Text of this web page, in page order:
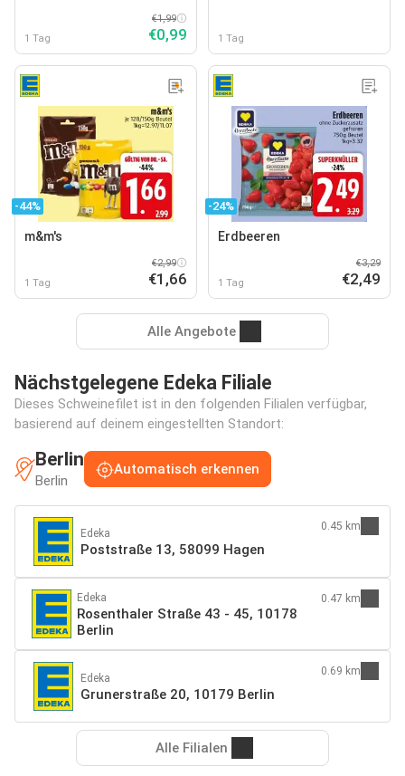
1 Tag
€1,99
€0,99 1 Tag
-44%
m&m's
1 Tag
€2,99
€1,66
-24%
Erdbeeren
1 Tag
€3,29
€2,49
Alle Angebote
Nächstgelegene Edeka Filiale
Dieses Schweinefilet ist in den folgenden Filialen verfügbar,
basierend auf deinem eingestellten Standort:
Berlin
Berlin
Automatisch erkennen
Edeka
Poststraße 13, 58099 Hagen
0.45 km
Edeka
Rosenthaler Straße 43 - 45, 10178
Berlin
0.47 km
Edeka
Grunerstraße 20, 10179 Berlin
0.69 km
Alle Filialen